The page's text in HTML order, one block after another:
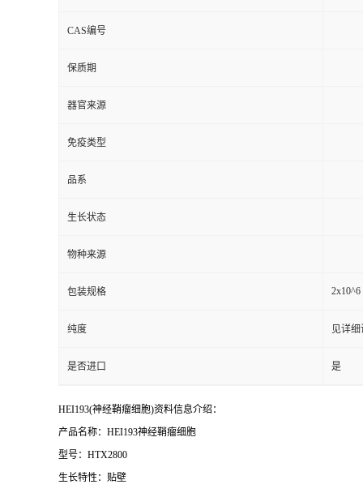
CAS编号
保质期
器官来源
免疫类型
品系
生长状态
物种来源
包装规格 2x10^6
纯度 见详
是否进口 是
HEI193(神经鞘瘤细胞)资料信息介绍：
产品名称：HEI193神经鞘瘤细胞
型号：HTX2800
生长特性：贴壁